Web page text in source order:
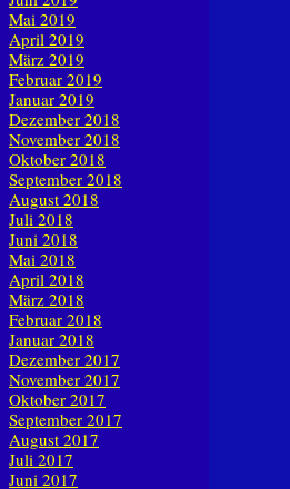
Mai 2019
April 2019
März 2019
Februar 2019
Januar 2019
Dezember 2018
November 2018
Oktober 2018
September 2018
August 2018
Juli 2018
Juni 2018
Mai 2018
April 2018
März 2018
Februar 2018
Januar 2018
Dezember 2017
November 2017
Oktober 2017
September 2017
August 2017
Juli 2017
Juni 2017